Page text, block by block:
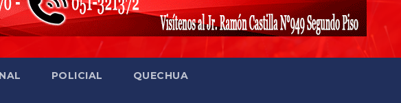
POLICIAL QUECHUA